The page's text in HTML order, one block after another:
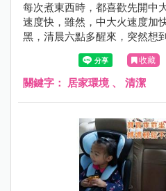
每次煮東西時，都喜歡先開中
速度快，雖然，中大火速度加
黑，清晨六點多醒來，突然想
精神立刻衝上腦門，立刻起身
收藏
關鍵字： 居家環境、 清潔